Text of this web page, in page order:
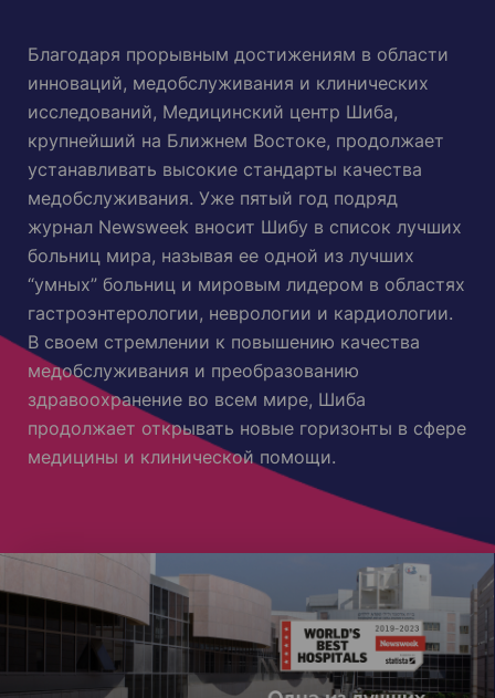
Благодаря прорывным достижениям в области
инноваций, медобслуживания и клинических
исследований, Медицинский центр Шиба,
крупнейший на Ближнем Востоке, продолжает
устанавливать высокие стандарты качества
медобслуживания. Уже пятый год подряд
журнал Newsweek вносит Шибу в список лучших
больниц мира, называя ее одной из лучших
“умных” больниц и мировым лидером в областях
гастроэнтерологии, неврологии и кардиологии.
В своем стремлении к повышению качества
медобслуживания и преобразованию
здравоохранение во всем мире, Шиба
продолжает открывать новые горизонты в сфере
медицины и клинической помощи.